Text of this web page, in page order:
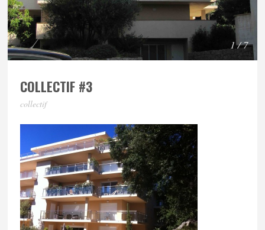
1 / 7
COLLECTIF #3
collectif